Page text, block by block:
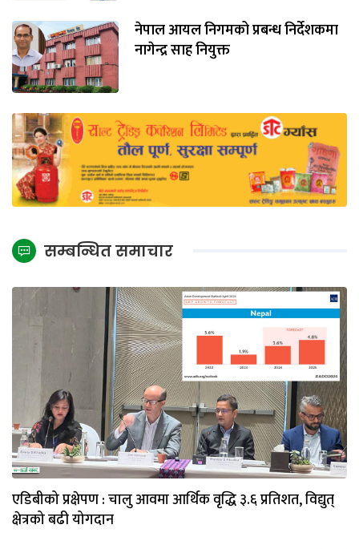
नेपाल आयल निगमको प्रबन्ध निर्देशकमा
नागेन्द्र साह नियुक्त
सम्बन्धित समाचार
एडिबीको प्रक्षेपण : चालु आवमा आर्थिक वृद्धि ३.६ प्रतिशत, विद्युत्
क्षेत्रको बढी योगदान